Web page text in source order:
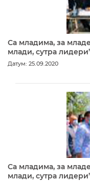
Са младима, за
млади, сутра
Датум: 25.09.2020
Са младима, за
млади, сутра